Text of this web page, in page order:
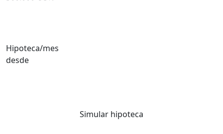
Hipoteca/mes
desde
Simular hipoteca